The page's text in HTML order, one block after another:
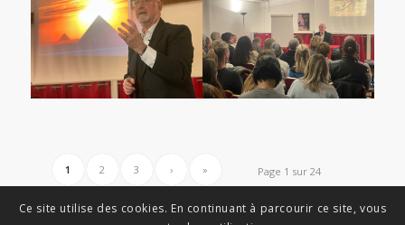
Page 1 sur 24
1 2 3 › »
Ce site utilise des cookies. En continuant à parcourir ce site, vous